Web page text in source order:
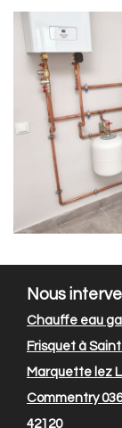
Nous
Chauffe eau
Frisquet à
Marquette lez
Commentry
42120